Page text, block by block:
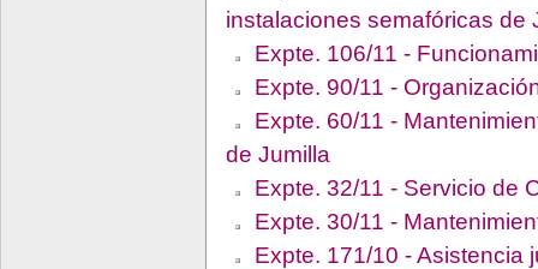
instalaciones semafóricas de
Expte. 106/11 -
Expte. 90/11 -
Expte. 60/11 -
de Jumilla
Expte. 32/11 - Servicio de
Expte. 30/11 -
Expte. 171/10 - Asistencia